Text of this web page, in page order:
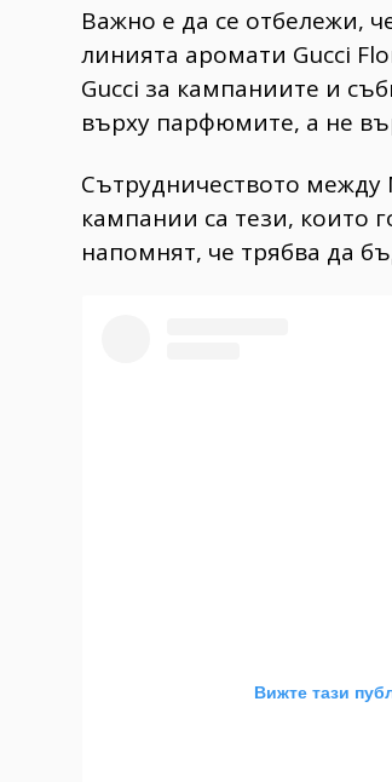
Важно е да се отбележи,
линията аромати Gucci
Gucci за кампаниите и
върху парфюмите, а не
Сътрудничеството
кампании са тези, които
напомнят, че трябва да
Вижте тази